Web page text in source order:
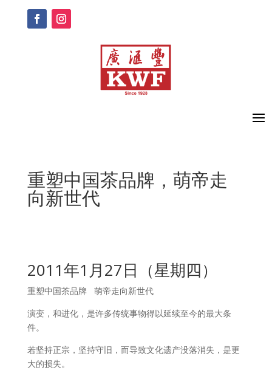
重塑中国茶品牌，萌帝走
向新世代
2011年1月27日（星期四）​
重塑中国茶品牌 萌帝走向新世代
演变，和进化，是许多传统事物得以延续至今的最大条
件。
若坚持正宗，坚持守旧，而导致文化遗产没落消失，是更
大的损失。